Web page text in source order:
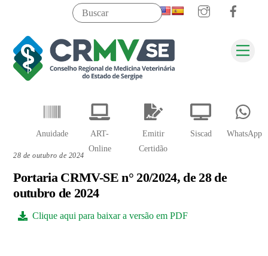
content
Instagram
Anuidade
ART-
Online
Emitir
Certidão
Siscad WhatsApp
28 de outubro de 2024
Portaria CRMV-SE n° 20/2024, de 28 de
outubro de 2024
Clique aqui para baixar a versão em PDF